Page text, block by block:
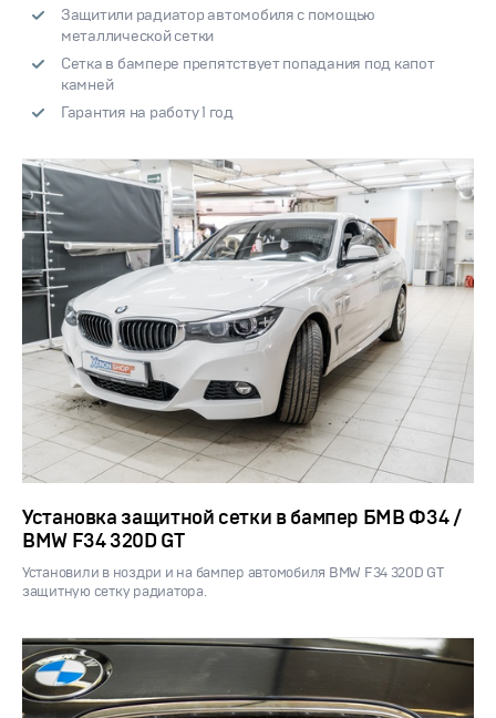
Защитили радиатор автомобиля с помощью
металлической сетки
Сетка в бампере препятствует попадания под капот
камней
Гарантия на работу 1 год
Установка защитной сетки в бампер БМВ Ф34 /
BMW F34 320D GT
Установили в ноздри и на бампер автомобиля BMW F34 320D GT
защитную сетку радиатора.